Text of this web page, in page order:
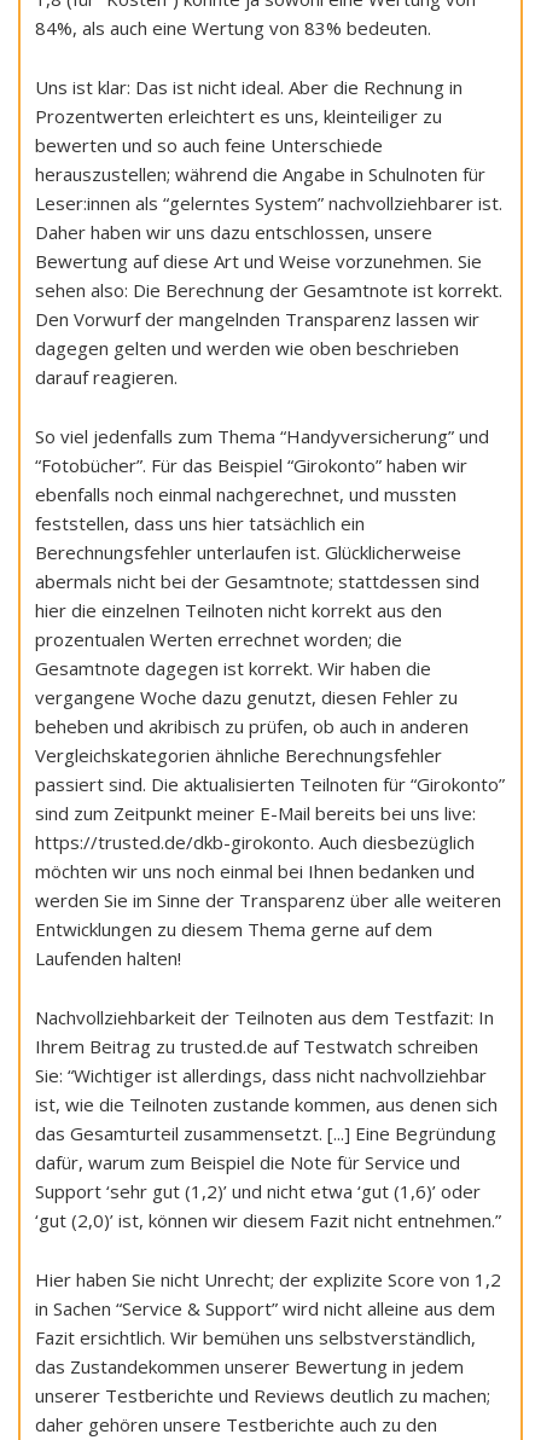
84%, als auch eine Wertung von 83% bedeuten.
Uns ist klar: Das ist nicht ideal. Aber die Rechnung in
Prozentwerten erleichtert es uns, kleinteiliger zu
bewerten und so auch feine Unterschiede
herauszustellen; während die Angabe in Schulnoten für
Leser:innen als “gelerntes System” nachvollziehbarer ist.
Daher haben wir uns dazu entschlossen, unsere
Bewertung auf diese Art und Weise vorzunehmen. Sie
sehen also: Die Berechnung der Gesamtnote ist korrekt.
Den Vorwurf der mangelnden Transparenz lassen wir
dagegen gelten und werden wie oben beschrieben
darauf reagieren.
So viel jedenfalls zum Thema “Handyversicherung” und
“Fotobücher”. Für das Beispiel “Girokonto” haben wir
ebenfalls noch einmal nachgerechnet, und mussten
feststellen, dass uns hier tatsächlich ein
Berechnungsfehler unterlaufen ist. Glücklicherweise
abermals nicht bei der Gesamtnote; stattdessen sind
hier die einzelnen Teilnoten nicht korrekt aus den
prozentualen Werten errechnet worden; die
Gesamtnote dagegen ist korrekt. Wir haben die
vergangene Woche dazu genutzt, diesen Fehler zu
beheben und akribisch zu prüfen, ob auch in anderen
Vergleichskategorien ähnliche Berechnungsfehler
passiert sind. Die aktualisierten Teilnoten für “Girokonto”
sind zum Zeitpunkt meiner E-Mail bereits bei uns live:
https://trusted.de/dkb-girokonto. Auch diesbezüglich
möchten wir uns noch einmal bei Ihnen bedanken und
werden Sie im Sinne der Transparenz über alle weiteren
Entwicklungen zu diesem Thema gerne auf dem
Laufenden halten!
Nachvollziehbarkeit der Teilnoten aus dem Testfazit: In
Ihrem Beitrag zu trusted.de auf Testwatch schreiben
Sie: “Wichtiger ist allerdings, dass nicht nachvollziehbar
ist, wie die Teilnoten zustande kommen, aus denen sich
das Gesamturteil zusammensetzt. [...] Eine Begründung
dafür, warum zum Beispiel die Note für Service und
Support ‘sehr gut (1,2)’ und nicht etwa ‘gut (1,6)’ oder
‘gut (2,0)’ ist, können wir diesem Fazit nicht entnehmen.”
Hier haben Sie nicht Unrecht; der explizite Score von 1,2
in Sachen “Service & Support” wird nicht alleine aus dem
Fazit ersichtlich. Wir bemühen uns selbstverständlich,
das Zustandekommen unserer Bewertung in jedem
unserer Testberichte und Reviews deutlich zu machen;
daher gehören unsere Testberichte auch zu den